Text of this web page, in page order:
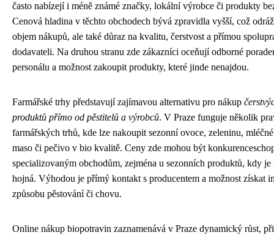
často nabízejí i méně známé značky, lokální výrobce či produkty
Cenová hladina v těchto obchodech bývá zpravidla vyšší, což
objem nákupů, ale také důraz na kvalitu, čerstvost a přímou
dodavateli. Na druhou stranu zde zákazníci oceňují odborné
personálu a možnost zakoupit produkty, které jinde nenajdou.
Farmářské trhy představují zajímavou alternativu pro nákup
produktů přímo od pěstitelů a výrobců. V Praze funguje několik
farmářských trhů, kde lze nakoupit sezonní ovoce, zeleninu,
maso či pečivo v bio kvalitě. Ceny zde mohou být
specializovaným obchodům, zejména u sezonních produktů, kdy je
hojná. Výhodou je přímý kontakt s producentem a možnost získat
způsobu pěstování či chovu.
Online nákup biopotravin zaznamenává v Praze dynamický růst,